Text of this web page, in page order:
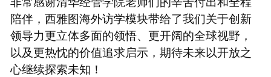
陪伴，西雅图海外访学模块带给了我们关于创新
领导力更立体多面的领悟、更开阔的全球视野，
以及更热忱的价值追求启示，期待未来以开放之
心继续探索未知！